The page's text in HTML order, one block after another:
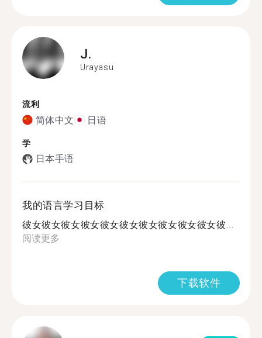
J.
Urayasu
流利
简体中文 日语
学
日本手语
我的语言学习目标
彼女彼女彼女彼女彼女彼女彼女彼女彼女彼女彼...
阅读更多
下载软件